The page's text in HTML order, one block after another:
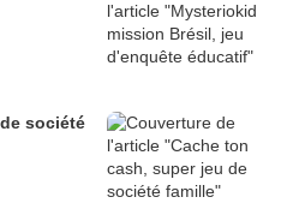
société